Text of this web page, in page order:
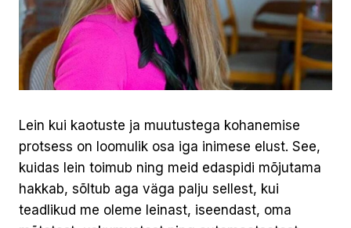
Lein kui kaotuste ja muutustega kohanemise
protsess on loomulik osa iga inimese elust. See,
kuidas lein toimub ning meid edaspidi mõjutama
hakkab, sõltub aga väga palju sellest, kui
teadlikud me oleme leinast, iseendast, oma